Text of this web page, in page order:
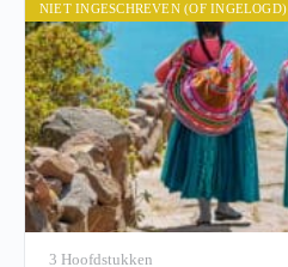
NIET INGESCHREVEN (OF INGELOGD)
3 Hoofdstukken